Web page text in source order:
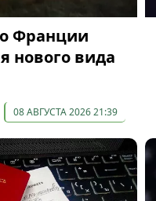
Франции
нового вида
08 АВГУСТА 2026 21:39